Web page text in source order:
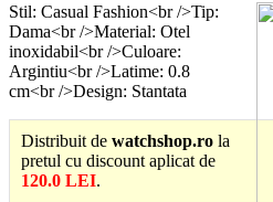
Stil: Casual Fashion<br />Tip:
Dama<br />Material: Otel
inoxidabil<br />Culoare:
Argintiu<br />Latime: 0.8
cm<br />Design: Stantata
Distribuit de watchshop.ro la
pretul cu discount aplicat de
120.0 LEI.